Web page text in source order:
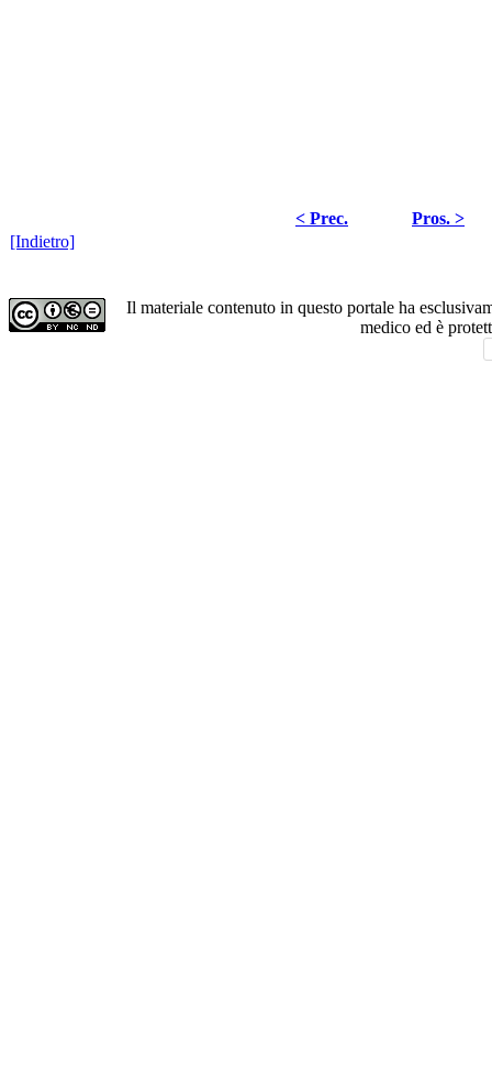
< Prec.
Pros. >
[Indietro]
Il materiale contenuto in questo portale ha
medico ed è